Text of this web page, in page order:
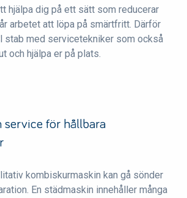
hjälpa dig på ett sätt som reducerar
arbetet att löpa på smärtfritt. Därför
stab med servicetekniker som också
och hjälpa er på plats.
service för hållbara
kombiskurmaskin kan gå sönder
En städmaskin innehåller många